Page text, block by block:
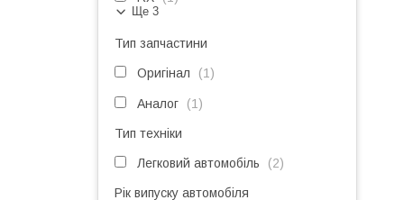
Ще 3
Тип запчастини
Оригінал 1
Аналог 1
Тип техніки
Легковий автомобіль 2
Рік випуску автомобіля